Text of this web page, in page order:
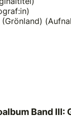
Band